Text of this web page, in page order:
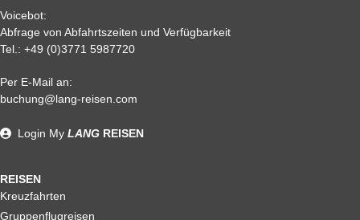
Alle weiteren Stronierungsbedingungen entnehmen Sie bitte
unseren AGB. Wir empfehlen Ihnen den Abschluss einer
Reiserücktrittskostenversicherung
Voicebot:
Abfrage von Abfahrtszeiten und Verfügbarkeit
Tel.: +49 (0)3771 5987720
Per E-Mail an:
buchung@lang-reisen.com
REISEN
Kreuzfahrten
Gruppenflugreisen
Login My LANG REISEN